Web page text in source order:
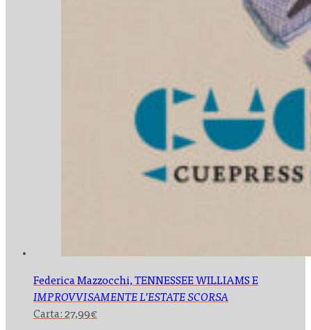
Federica Mazzocchi,TENNESSEE WILLIAMS E
IMPROVVISAMENTE L’ESTATE SCORSA
Carta: 27,99€